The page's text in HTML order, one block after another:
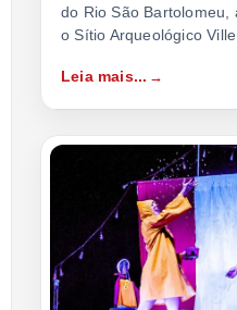
do Rio São Bartolomeu,
o Sítio Arqueológico
Leia mais...